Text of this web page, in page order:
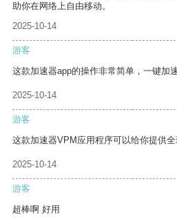
助你在网络上自由移动。
2025-10-14
游客
这款加速器app的操作非常简单，一键加
2025-10-14
游客
这款加速器VPM应用程序可以给你提供全
2025-10-14
游客
超棒啊 好用